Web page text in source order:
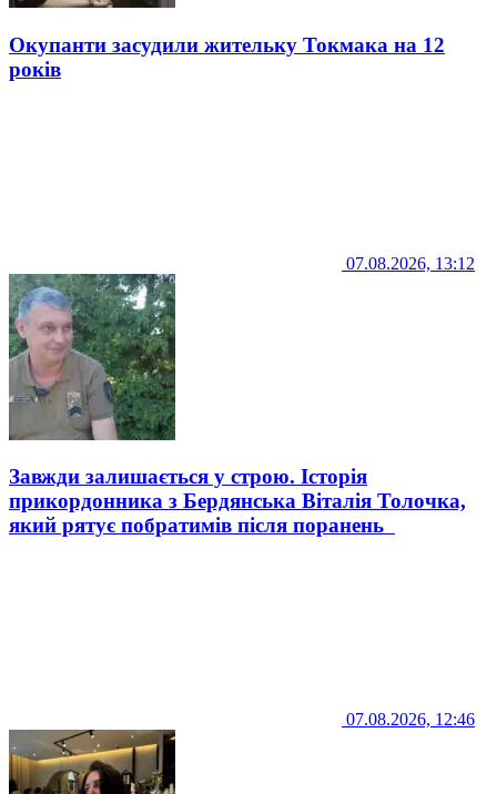
Окупанти засудили жительку Токмака на 12
років
07.08.2026, 13:12
Завжди залишається у строю. Історія
прикордонника з Бердянська Віталія Толочка,
який рятує побратимів після поранень
07.08.2026, 12:46